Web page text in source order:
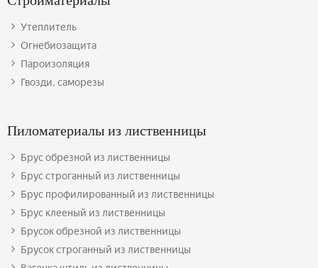
Утеплитель
Огнебиозащита
Пароизоляция
Гвозди, саморезы
Пиломатериалы из лиственницы
Брус обрезной из лиственницы
Брус строганный из лиственницы
Брус профилированный из лиственницы
Брус клееный из лиственницы
Брусок обрезной из лиственницы
Брусок строганный из лиственницы